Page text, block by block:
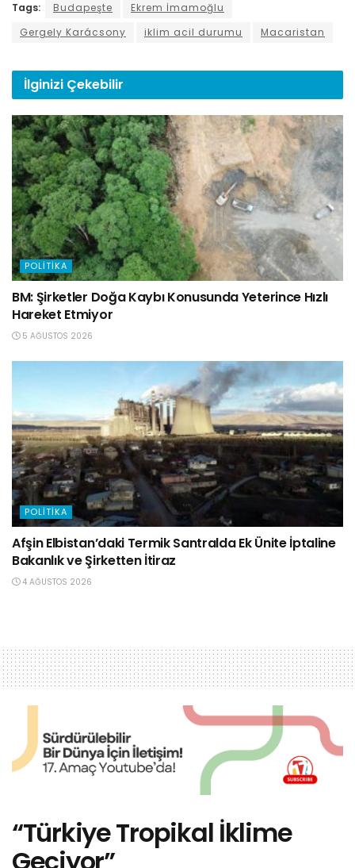
Tags: Budapeşte
Ekrem İmamoğlu
Gergely Karácsony
iklim acil durumu Macaristan
İlginizi Çekebilir
POLITIKA
BM: Şirketler Doğa Kaybı Konusunda Yeterince Hızlı
Hareket Etmiyor
5 AĞUSTOS 2026
POLITIKA
Afşin Elbistan’daki Termik Santralda Ek Ünite İptaline
Bakanlık ve Şirketten İtiraz
4 AĞUSTOS 2026
“Türkiye Tropikal İklime